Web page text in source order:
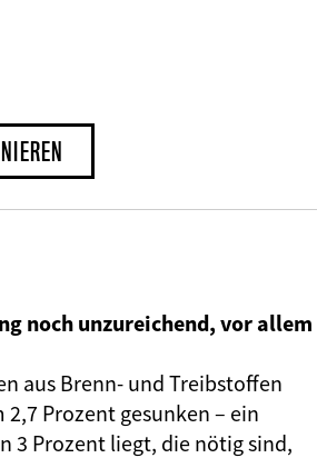
noch unzureichend, vor allem
aus Brenn- und Treibstoffen
Prozent gesunken – ein
3 Prozent liegt, die nötig sind,